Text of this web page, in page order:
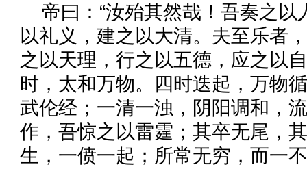
帝曰：“汝殆其然哉！吾奏之
以礼义，建之以大清。夫至乐者
之以天理，行之以五德，应之以
时，太和万物。四时迭起，万物
武伦经；一清一浊，阴阳调和，
作，吾惊之以雷霆；其卒无尾，
生，一偾一起；所常无穷，而一